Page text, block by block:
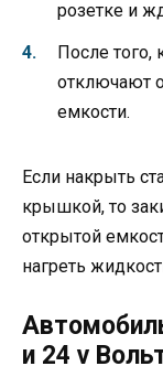
розетке и
После того,
отключают
емкости.
Если накрыть
крышкой, то
открытой
нагреть
и 24 v